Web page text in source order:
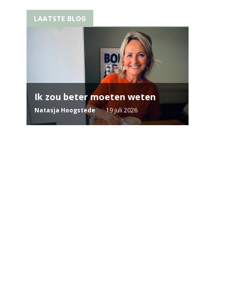
LAATSTE BLOG
Ik zou beter moeten weten
Natasja Hoogstede 19 juli 2026